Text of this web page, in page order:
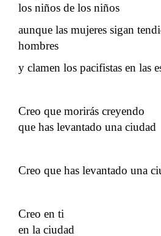
los niños de los niños
aunque las mujeres sigan
hombres
y clamen los pacifistas en las
Creo que morirás creyendo
que has levantado una ciudad
Creo que has levantado una
Creo en ti
en la ciudad